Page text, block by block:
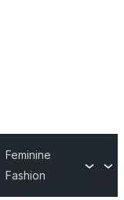
Feminine
Fashion